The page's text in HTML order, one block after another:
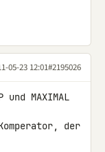
05-23 12:01#2195026
MAXIMAL
der